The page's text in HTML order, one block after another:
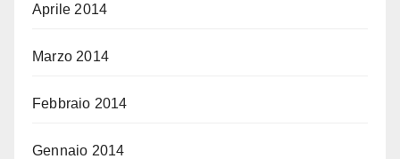
Aprile 2014
Marzo 2014
Febbraio 2014
Gennaio 2014